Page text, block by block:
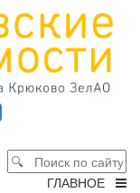
ГЛАВНОЕ